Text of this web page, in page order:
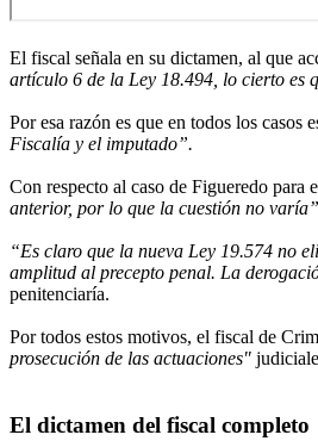
El fiscal señala en su dictamen, al que
artículo 6 de la Ley 18.494, lo cierto es
Por esa razón es que en todos los casos
Fiscalía y el imputado”.
Con respecto al caso de Figueredo para
anterior, por lo que la cuestión no
“Es claro que la nueva Ley 19.574 no
amplitud al precepto penal. La
penitenciaría.
Por todos estos motivos, el fiscal de
prosecución de las actuaciones"
El dictamen del fiscal completo